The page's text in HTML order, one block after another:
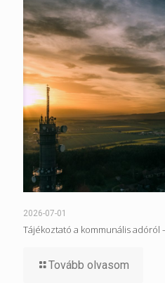
2026-07-01
Tájékoztató a kommunális
Tovább olvasom